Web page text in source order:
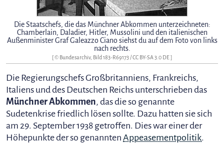
Die Staatschefs, die das Münchner Abkommen unterzeichneten:
Chamberlain, Daladier, Hitler, Mussolini und den italienischen
Außenminister Graf Galeazzo Ciano siehst du auf dem Foto von links
nach rechts.
[ © Bundesarchiv, Bild 183-R69173 /CC BY-SA 3.0 DE]
Die Regierungschefs Großbritanniens, Frankreichs,
Italiens und des Deutschen Reichs unterschrieben das
Münchner Abkommen, das die so genannte
Sudetenkrise friedlich lösen sollte. Dazu hatten sie sich
am 29. September 1938 getroffen. Dies war einer der
Höhepunkte der so genannten Appeasementpolitik.